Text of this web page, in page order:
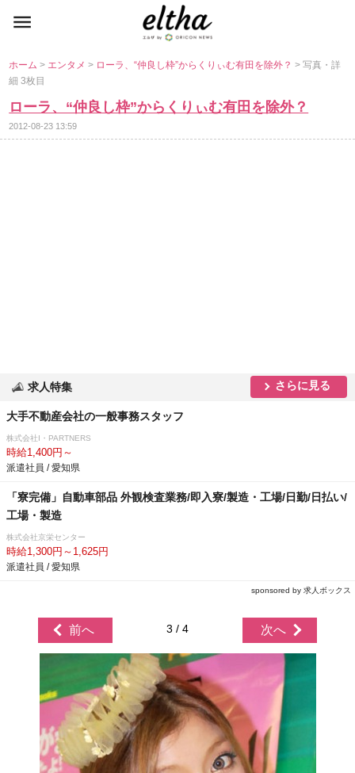
ホーム> エンタメ> ローラ、“仲良し枠”からくりぃむ有田を除外？> 写真・詳
細 3枚目
ローラ、“仲良し枠”からくりぃむ有田を除外？
2012-08-23 13:59
求人特集 さらに見る
大手不動産会社の一般事務スタッフ
株式会社I・PARTNERS
時給1,400円～
派遣社員 / 愛知県
「寮完備」自動車部品 外観検査業務/即入寮/製造・工場/日勤/日払い/
工場・製造
株式会社京栄センター
時給1,300円～1,625円
派遣社員 / 愛知県
sponsored by 求人ボックス
前へ 3 / 4 次へ